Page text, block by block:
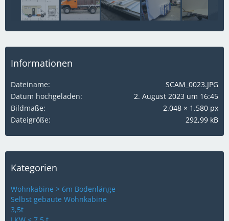
Informationen
Dateiname
SCAM_0023.JPG
Datum hochgeladen
2. August 2023 um 16:45
Bildmaße
2.048 × 1.580 px
Dateigröße
292,99 kB
Kategorien
Wohnkabine > 6m Bodenlänge
Selbst gebaute Wohnkabine
3,5t